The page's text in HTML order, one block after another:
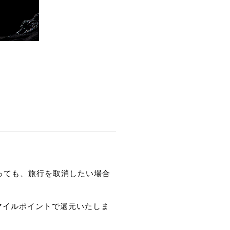
も、旅行を取消したい場合
ルポイントで還元いたしま